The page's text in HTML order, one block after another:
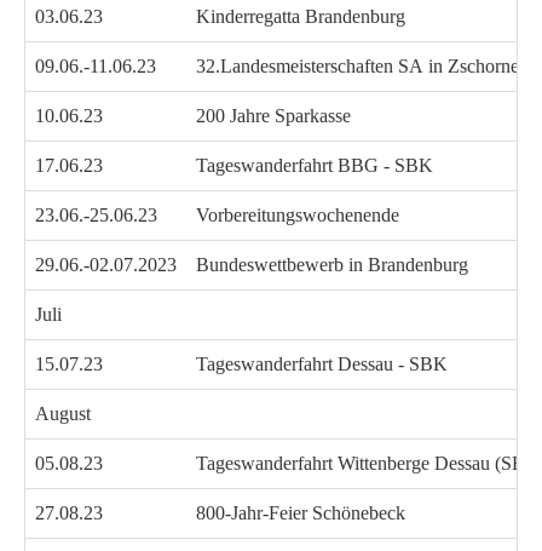
03.06.23 Kinderregatta Brandenburg
09.06.-11.06.23 32.Landesmeisterschaften SA in
10.06.23 200 Jahre Sparkasse
17.06.23 Tageswanderfahrt BBG - SBK
23.06.-25.06.23 Vorbereitungswochenende
29.06.-02.07.2023 Bundeswettbewerb in Brandenburg
Juli
15.07.23 Tageswanderfahrt Dessau - SBK
August
05.08.23 Tageswanderfahrt Wittenberge Dessau
27.08.23 800-Jahr-Feier Schönebeck